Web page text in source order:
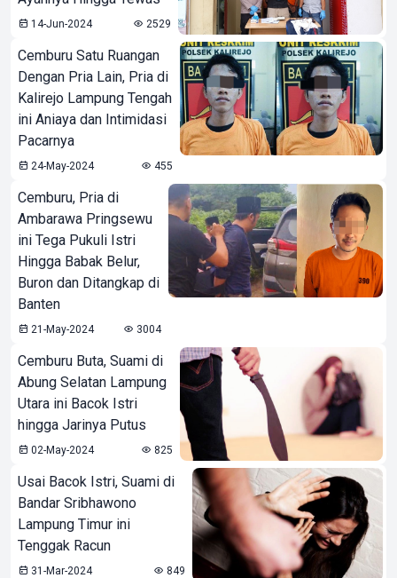
14-Jun-2024 2529
Cemburu Satu Ruangan
Dengan Pria Lain, Pria di
Kalirejo Lampung Tengah
ini Aniaya dan Intimidasi
Pacarnya
24-May-2024 455
Cemburu, Pria di
Ambarawa Pringsewu
ini Tega Pukuli Istri
Hingga Babak Belur,
Buron dan Ditangkap di
Banten
21-May-2024 3004
Cemburu Buta, Suami di
Abung Selatan Lampung
Utara ini Bacok Istri
hingga Jarinya Putus
02-May-2024 825
Usai Bacok Istri, Suami di
Bandar Sribhawono
Lampung Timur ini
Tenggak Racun
31-Mar-2024 849